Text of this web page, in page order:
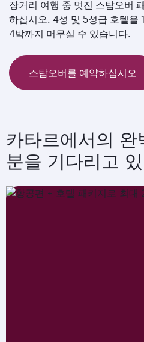
장거리 여행 중 멋진 스탑오버
하십시오. 4성 및 5성급 호텔을
4박까지 머무실 수 있습니다.
스탑오버를 예약하십시오
카타르에서의
분을 기다리고